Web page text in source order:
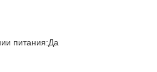
питания:Да